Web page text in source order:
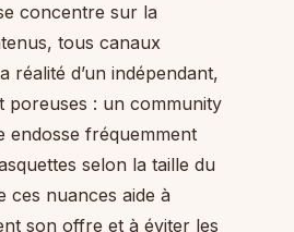
concentre sur la
tous canaux
réalité d’un indépendant,
poreuses : un community
endosse fréquemment
selon la taille du
ces nuances aide à
son offre et à éviter les